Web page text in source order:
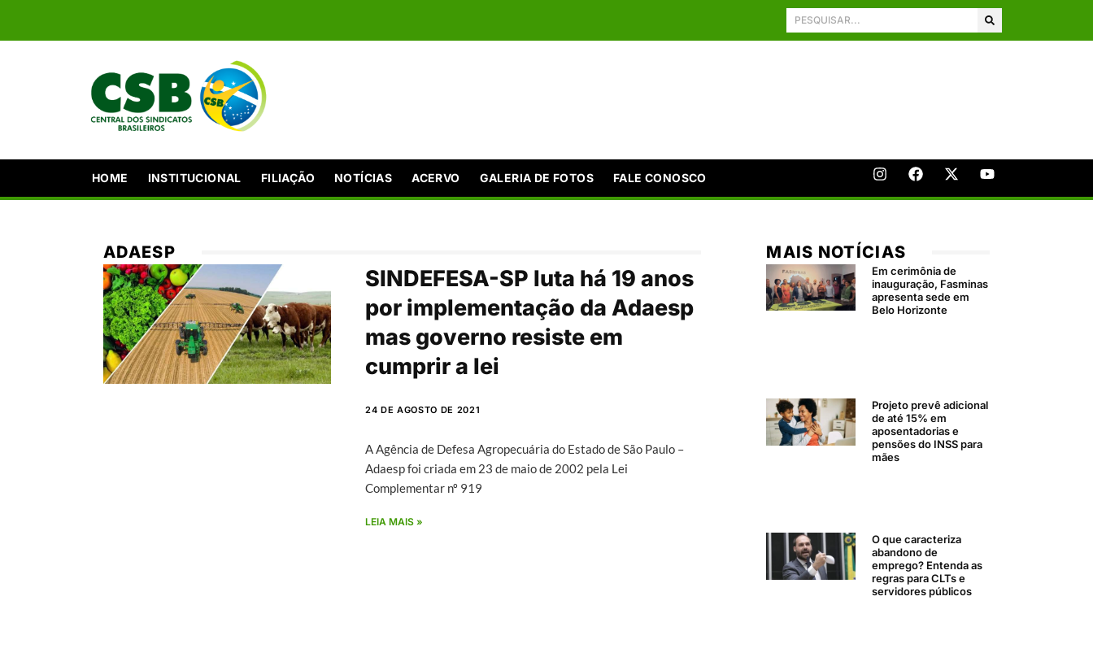
HOME INSTITUCIONAL FILIAÇÃO NOTÍCIAS ACERVO GALERIA DE FOTOS FALE CONOSCO
ADAESP
SINDEFESA-SP luta há 19 anos
por implementação da Adaesp
mas governo resiste em
cumprir a lei
24 DE AGOSTO DE 2021
A Agência de Defesa Agropecuária do Estado de São Paulo –
Adaesp foi criada em 23 de maio de 2002 pela Lei
Complementar nº 919
LEIA MAIS »
MAIS NOTÍCIAS
Em cerimônia de
inauguração, Fasminas
apresenta sede em
Belo Horizonte
Projeto prevê adicional
de até 15% em
aposentadorias e
pensões do INSS para
mães
O que caracteriza
abandono de
emprego? Entenda as
regras para CLTs e
servidores públicos